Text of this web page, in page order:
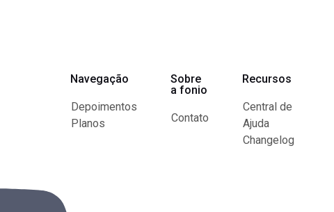
Navegação
Depoimentos
Planos
Sobre
a fonio
Contato
Recursos
Central de
Ajuda
Changelog